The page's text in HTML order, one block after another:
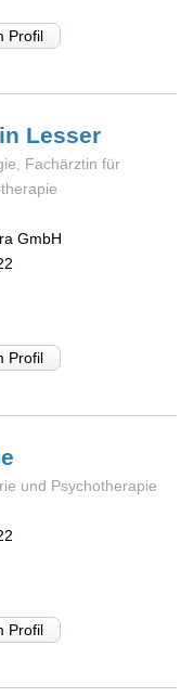
Profil
Lesser
Fachärztin für
GmbH
Profil
und Psychotherapie
Profil